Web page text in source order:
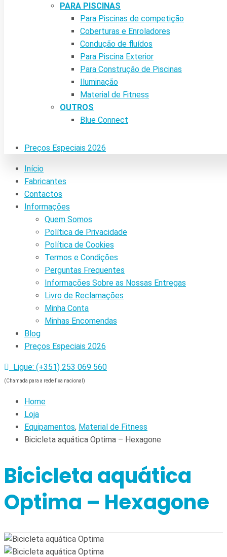
PARA PISCINAS
Para Piscinas de competição
Coberturas e Enroladores
Condução de fluídos
Para Piscina Exterior
Para Construção de Piscinas
Iluminação
Material de Fitness
OUTROS
Blue Connect
Preços Especiais 2026
Início
Fabricantes
Contactos
Informações
Quem Somos
Política de Privacidade
Política de Cookies
Termos e Condições
Perguntas Frequentes
Informações Sobre as Nossas Entregas
Livro de Reclamações
Minha Conta
Minhas Encomendas
Blog
Preços Especiais 2026
Ligue: (+351) 253 069 560
(Chamada para a rede fixa nacional)
Home
Loja
Equipamentos, Material de Fitness
Bicicleta aquática Optima – Hexagone
Bicicleta aquática
Optima – Hexagone